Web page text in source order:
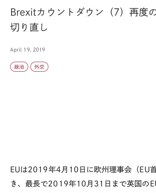
Brexitカウントダウン（7）再度
切り直し
April 19, 2019
政治 外交
EUは2019年4月10日に欧州理事会（EU
き、最長で2019年10月31日まで英国の